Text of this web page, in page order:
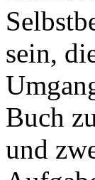
sein,
Buch
und